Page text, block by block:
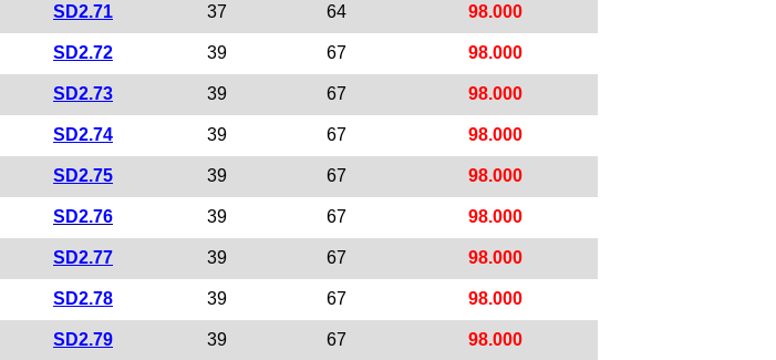
SD2.71 37 64 98.000
SD2.72 39 67 98.000
SD2.73 39 67 98.000
SD2.74 39 67 98.000
SD2.75 39 67 98.000
SD2.76 39 67 98.000
SD2.77 39 67 98.000
SD2.78 39 67 98.000
SD2.79 39 67 98.000